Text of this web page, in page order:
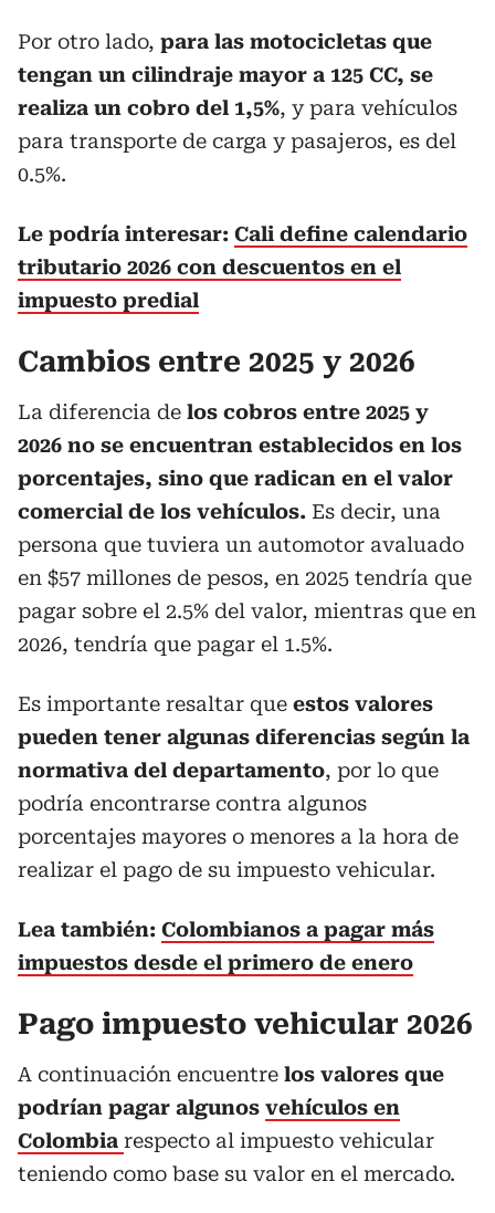
Por otro lado, para las motocicletas que
tengan un cilindraje mayor a 125 CC, se
realiza un cobro del 1,5%, y para vehículos
para transporte de carga y pasajeros, es del
0.5%.
Le podría interesar: Cali define calendario
tributario 2026 con descuentos en el
impuesto predial
Cambios entre 2025 y 2026
La diferencia de los cobros entre 2025 y
2026 no se encuentran establecidos en los
porcentajes, sino que radican en el valor
comercial de los vehículos. Es decir, una
persona que tuviera un automotor avaluado
en $57 millones de pesos, en 2025 tendría que
pagar sobre el 2.5% del valor, mientras que en
2026, tendría que pagar el 1.5%.
Es importante resaltar que estos valores
pueden tener algunas diferencias según la
normativa del departamento, por lo que
podría encontrarse contra algunos
porcentajes mayores o menores a la hora de
realizar el pago de su impuesto vehicular.
Lea también: Colombianos a pagar más
impuestos desde el primero de enero
Pago impuesto vehicular 2026
A continuación encuentre los valores que
podrían pagar algunos vehículos en
Colombia respecto al impuesto vehicular
teniendo como base su valor en el mercado.